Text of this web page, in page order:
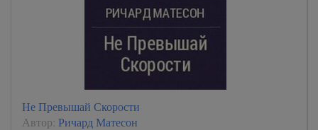
Не Превышай Скорости
Автор: Ричард Матесон